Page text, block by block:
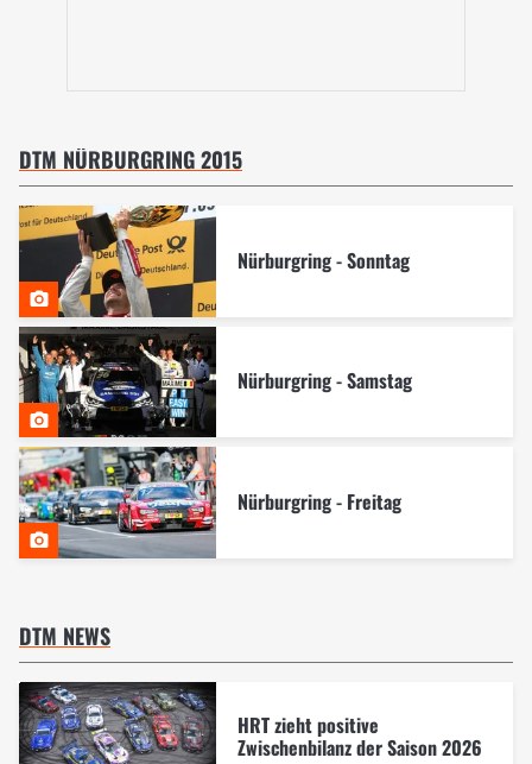
DTM NÜRBURGRING 2015
Nürburgring - Sonntag
Nürburgring - Samstag
Nürburgring - Freitag
DTM NEWS
HRT zieht positive
Zwischenbilanz der Saison 2026